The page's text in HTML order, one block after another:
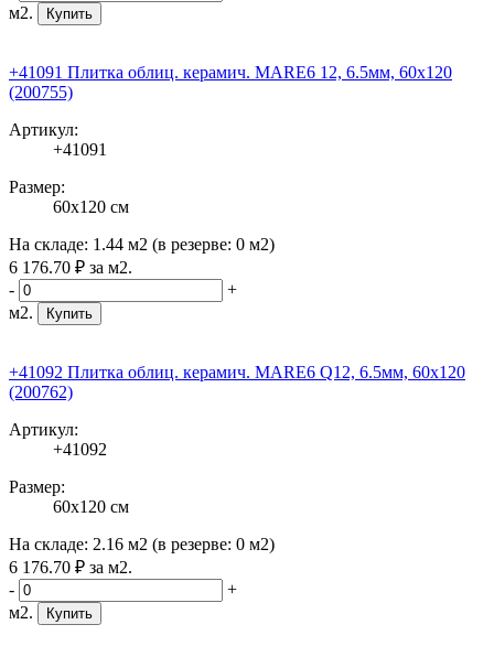
м2.
Купить
+41091 Плитка облиц. керамич. MARE6 12, 6.5мм, 60x120
(200755)
Артикул:
+41091
Размер:
60x120 см
На складе: 1.44 м2 (в резерве: 0 м2)
6 176.70 ₽ за м2.
-
+
м2.
Купить
+41092 Плитка облиц. керамич. MARE6 Q12, 6.5мм, 60x120
(200762)
Артикул:
+41092
Размер:
60x120 см
На складе: 2.16 м2 (в резерве: 0 м2)
6 176.70 ₽ за м2.
-
+
м2.
Купить